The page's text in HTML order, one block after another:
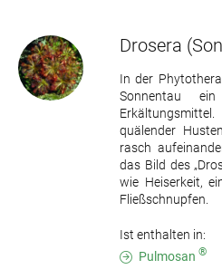
Drosera
In der
Sonnentau
quälender
rasch
das Bild des
wie Heiserkeit,
Fließschnupfen.
Ist enthalten in:
Pulmosan ®